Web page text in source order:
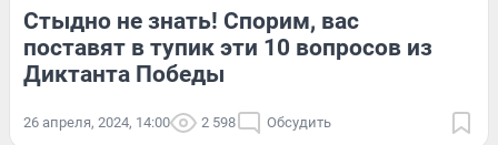
Стыдно не знать! Спорим, вас
поставят в тупик эти 10 вопросов из
Диктанта Победы
26 апреля, 2024, 14:00 2 598 Обсудить